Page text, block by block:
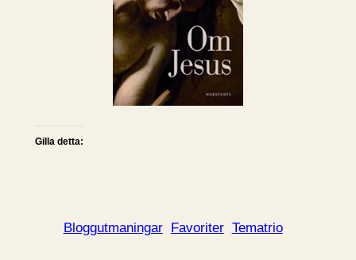
Gilla detta:
Bloggutmaningar Favoriter Tematrio